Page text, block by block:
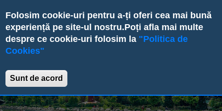
Folosim cookie-uri pentru a-ți oferi cea mai bună
experiență pe site-ul nostru.Poți afla mai multe
despre ce cookie-uri folosim la "Politica de
Cookies"
Sunt de acord
to
main
content
Primăria Sectorului 6